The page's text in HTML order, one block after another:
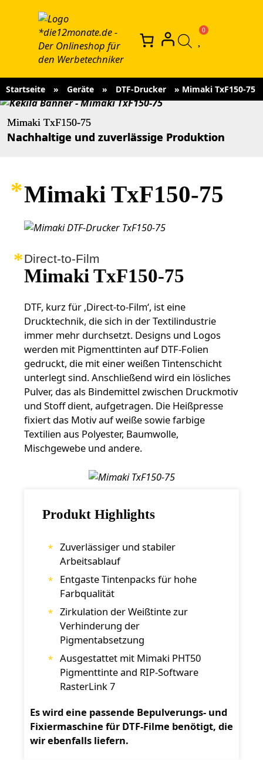
Startseite » Geräte » DTF-Drucker » Mimaki TxF150-75
Mimaki TxF150-75
Nachhaltige und zuverlässige Produktion
Mimaki TxF150-75
Direct-to-Film
Mimaki TxF150-75
DTF, kurz für ‚Direct-to-Film‘, ist eine
Drucktechnik, die sich in der Textilindustrie
immer mehr durchsetzt. Designs und Logos
werden mit Pigmenttinten auf DTF-Folien
gedruckt, die mit einer weißen Tintenschicht
unterlegt sind. Anschließend wird ein lösliches
Pulver, das als Bindemittel zwischen Druckmotiv
und Stoff dient, aufgetragen. Die Heißpresse
fixiert das Motiv auf weiße sowie farbige
Textilien aus Polyester, Baumwolle,
Mischgewebe und andere.
Produkt Highlights
Zuverlässiger und stabiler
Arbeitsablauf
Entgaste Tintenpacks für hohe
Farbqualität
Zirkulation der Weißtinte zur
Verhinderung der
Pigmentabsetzung
Ausgestattet mit Mimaki PHT50
Pigmenttinte and RIP-Software
RasterLink 7
Es wird eine passende Bepulverungs- und
Fixiermaschine für DTF-Filme benötigt, die
wir ebenfalls liefern.